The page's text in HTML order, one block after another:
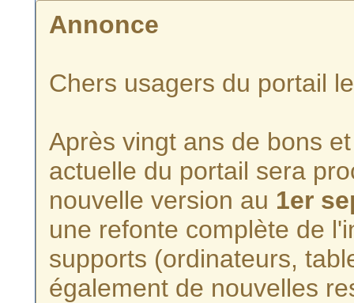
Annonce
Chers usagers du portail
Après vingt ans de bons
actuelle du portail sera
nouvelle version au 1er
une refonte complète de
supports (ordinateurs,
également de nouvelles